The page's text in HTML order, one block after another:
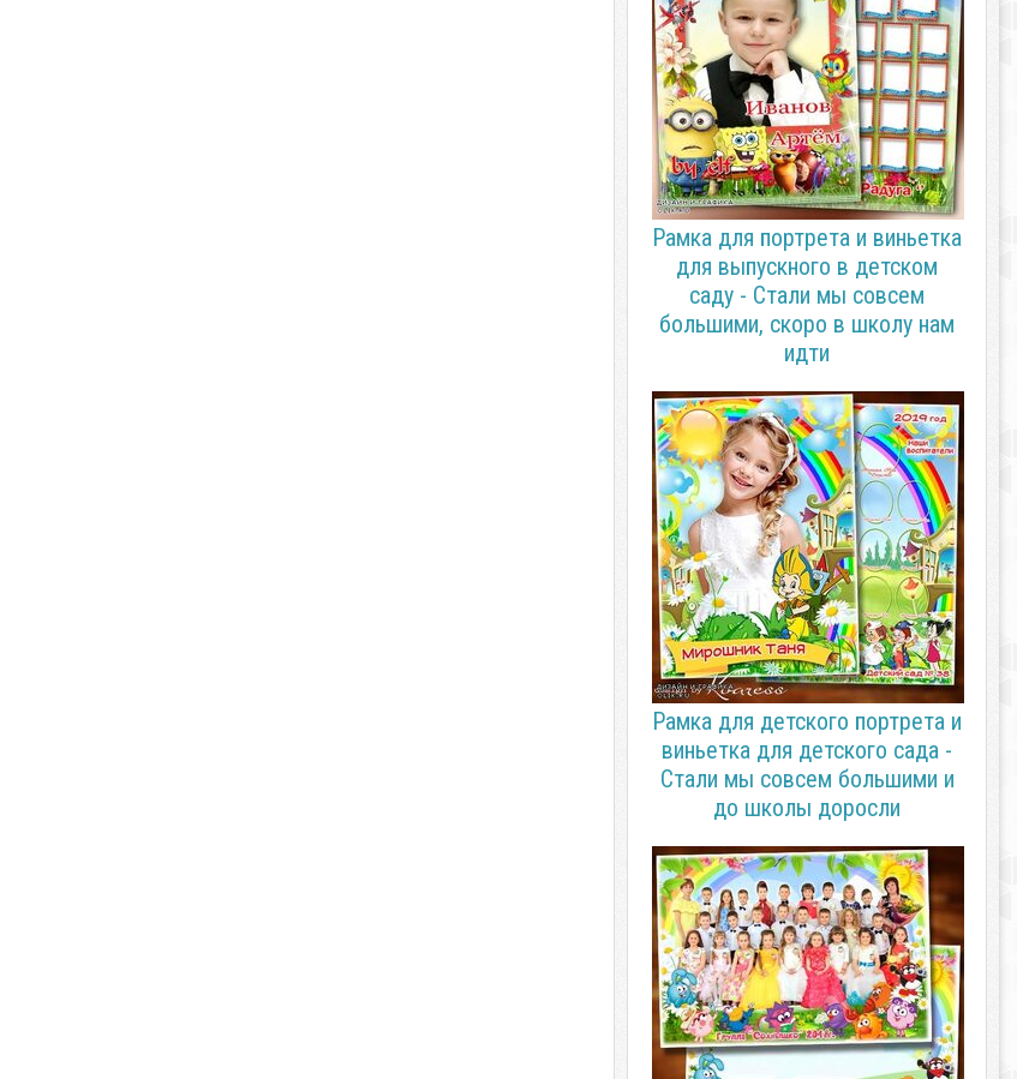
Рамка для портрета и виньетка
для выпускного в детском
саду - Стали мы совсем
большими, скоро в школу нам
идти
Рамка для детского портрета и
виньетка для детского сада -
Стали мы совсем большими и
до школы доросли